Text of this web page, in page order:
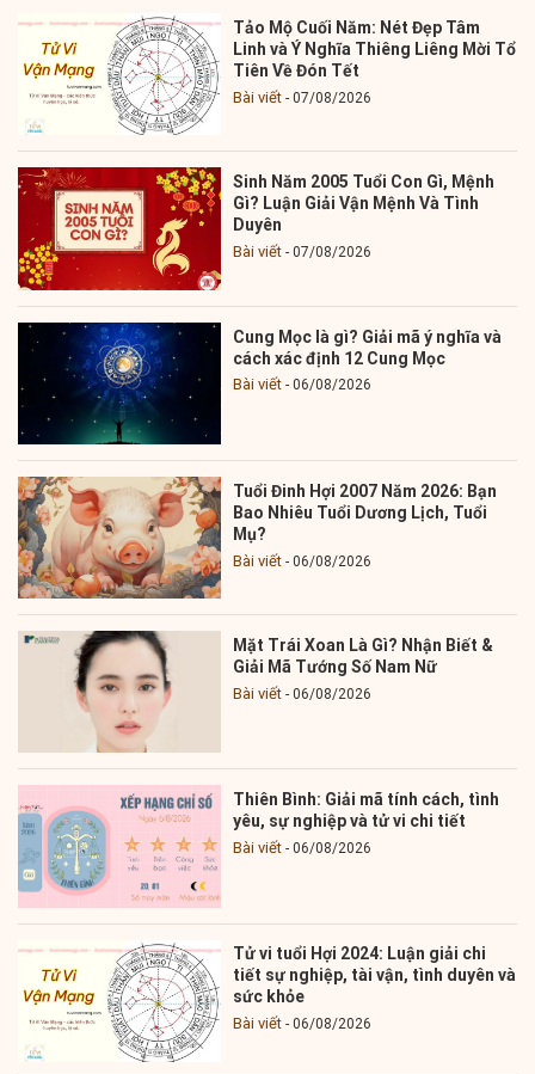
Tảo Mộ Cuối Năm: Nét Đẹp Tâm
Linh và Ý Nghĩa Thiêng Liêng Mời Tổ
Tiên Về Đón Tết
Bài viết 07/08/2026
Sinh Năm 2005 Tuổi Con Gì, Mệnh
Gì? Luận Giải Vận Mệnh Và Tình
Duyên
Bài viết 07/08/2026
Cung Mọc là gì? Giải mã ý nghĩa và
cách xác định 12 Cung Mọc
Bài viết 06/08/2026
Tuổi Đinh Hợi 2007 Năm 2026: Bạn
Bao Nhiêu Tuổi Dương Lịch, Tuổi
Mụ?
Bài viết 06/08/2026
Mặt Trái Xoan Là Gì? Nhận Biết &
Giải Mã Tướng Số Nam Nữ
Bài viết 06/08/2026
Thiên Bình: Giải mã tính cách, tình
yêu, sự nghiệp và tử vi chi tiết
Bài viết 06/08/2026
Tử vi tuổi Hợi 2024: Luận giải chi
tiết sự nghiệp, tài vận, tình duyên và
sức khỏe
Bài viết 06/08/2026